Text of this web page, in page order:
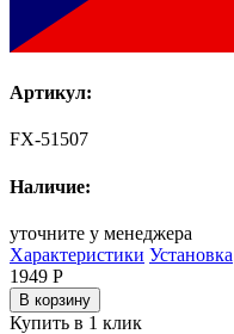
Артикул:
FX-51507
Наличие:
уточните у менеджера
Характеристики Установка
1949 Р
В корзину
Купить в 1 клик